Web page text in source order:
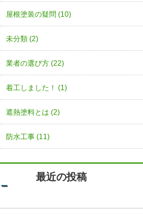
屋根塗装の疑問 (10)
未分類 (2)
業者の選び方 (22)
着工しました！ (1)
遮熱塗料とは (2)
防水工事 (11)
最近の投稿